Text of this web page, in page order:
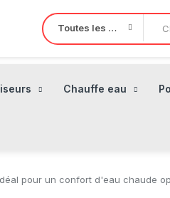
Toutes les Catégories
Chauffe eau
pour un confort d'eau chaude